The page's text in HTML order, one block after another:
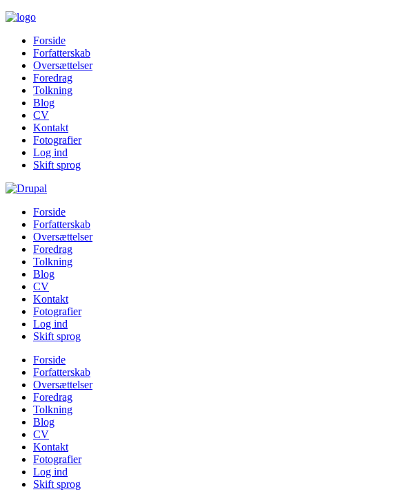
Forside
Forfatterskab
Oversættelser
Foredrag
Tolkning
Blog
CV
Kontakt
Fotografier
Log ind
Skift sprog
Forside
Forfatterskab
Oversættelser
Foredrag
Tolkning
Blog
CV
Kontakt
Fotografier
Log ind
Skift sprog
Forside
Forfatterskab
Oversættelser
Foredrag
Tolkning
Blog
CV
Kontakt
Fotografier
Log ind
Skift sprog